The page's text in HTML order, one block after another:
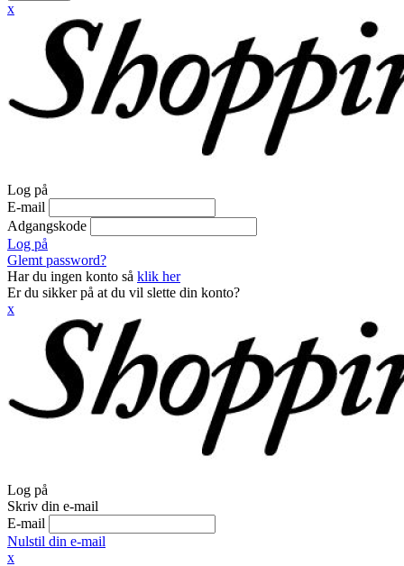
x
Log på
E-mail
Adgangskode
Log på
Glemt password?
Har du ingen konto så klik her
Er du sikker på at du vil slette din konto?
x
Log på
Skriv din e-mail
E-mail
Nulstil din e-mail
x